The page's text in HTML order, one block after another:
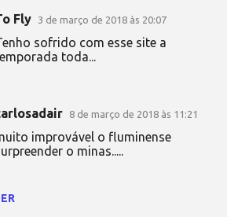
Fly 3 de março de 2018 às 20:07
sofrido com esse site a
toda...
8 de março de 2018 às 11:21
improvável o fluminense
o minas.....